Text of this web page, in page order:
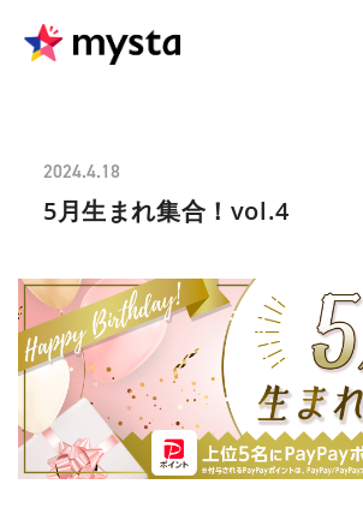
2024.4.18
5月生まれ集合！vol.4